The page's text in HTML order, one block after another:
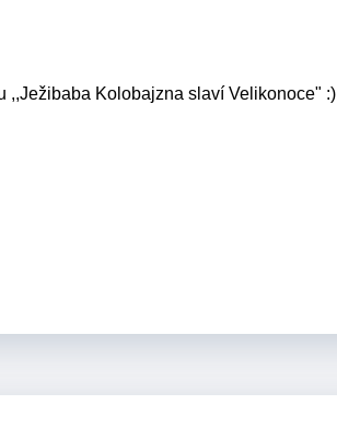
,,Ježibaba Kolobajzna slaví Velikonoce" :)